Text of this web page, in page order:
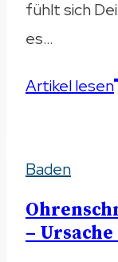
fühlt sich
es…
Artikel lesen
Baden
–